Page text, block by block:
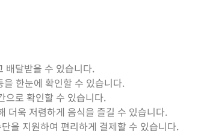
배달받을 수 있습니다.
한눈에 확인할 수 있습니다.
으로 확인할 수 있습니다.
더욱 저렴하게 음식을 즐길 수 있습니다.
을 지원하여 편리하게 결제할 수 있습니다.